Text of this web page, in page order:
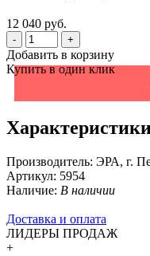
12 040 руб.
- +
Добавить в корзину
Купить в один клик
Производитель: ЭРА, г.
Артикул: 5954
Наличие: В наличии
Доставка и оплата
ЛИДЕРЫ ПРОДАЖ
+